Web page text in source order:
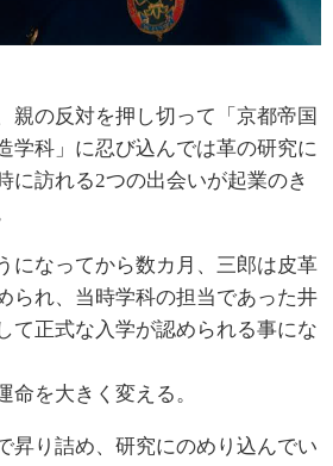
親の反対を押し切って「京都帝国
科」に忍び込んでは革の研究に
に訪れる2つの出会いが起業のき
になってから数カ月、三郎は皮革
られ、当時学科の担当であった井
て正式な入学が認められる事にな
命を大きく変える。
昇り詰め、研究にのめり込んでい